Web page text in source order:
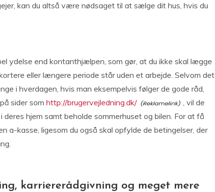
kan du altså være nødsaget til at sælge dit hus, hvis du
ydelse end kontanthjælpen, som gør, at du ikke skal lægge
eller længere periode står uden et arbejde. Selvom det
i hverdagen, hvis man eksempelvis følger de gode råd,
sider som http://brugervejledning.dk/
, vil de
hjem samt beholde sommerhuset og bilen. For at få
a-kasse, ligesom du også skal opfylde de betingelser, der
karriererådgivning og meget mere